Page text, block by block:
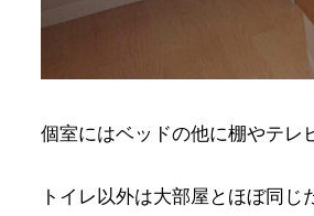
個室にはベッドの他に棚やテレ
トイレ以外は大部屋とほぼ同じ